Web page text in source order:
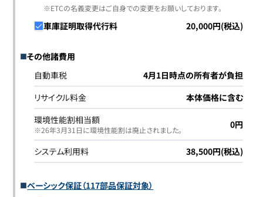
※ETCの名義変更はご自身での変更をお願いしております。
車庫証明取得代行料 20,000円(税込)
その他諸費用
自動車税
4月1日時点の所有者が負担
リサイクル料金
本体価格に含む
環境性能割相当額
※26年3月31日に環境性能割は廃止されました｡ 0円
システム利用料 38,500円(税込)
ベーシック保証（117部品保証対象）